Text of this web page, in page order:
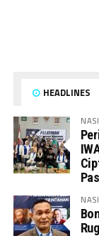
HEADLINES